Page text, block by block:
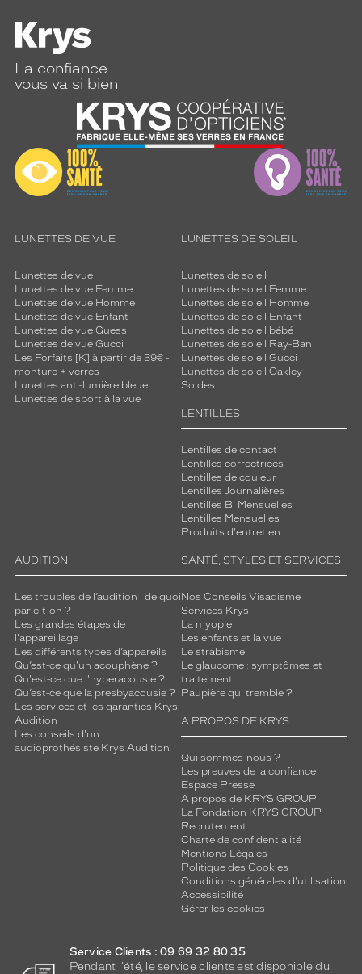
La confiance
vous va si bien
LUNETTES DE VUE
Lunettes de vue
Lunettes de vue Femme
Lunettes de vue Homme
Lunettes de vue Enfant
Lunettes de vue Guess
Lunettes de vue Gucci
Les Forfaits [K] à partir de 39€ -
monture + verres
Lunettes anti-lumière bleue
Lunettes de sport à la vue
LUNETTES DE SOLEIL
Lunettes de soleil
Lunettes de soleil Femme
Lunettes de soleil Homme
Lunettes de soleil Enfant
Lunettes de soleil bébé
Lunettes de soleil Ray-Ban
Lunettes de soleil Gucci
Lunettes de soleil Oakley
Soldes
LENTILLES
Lentilles de contact
Lentilles correctrices
Lentilles de couleur
Lentilles Journalières
Lentilles Bi Mensuelles
Lentilles Mensuelles
Produits d'entretien
AUDITION
Les troubles de l’audition : de quoi
parle-t-on ?
Les grandes étapes de
l'appareillage
Les différents types d’appareils
Qu’est-ce qu'un acouphène ?
Qu'est-ce que l'hyperacousie ?
Qu’est-ce que la presbyacousie ?
Les services et les garanties Krys
Audition
Les conseils d'un
audioprothésiste Krys Audition
SANTÉ, STYLES ET SERVICES
Nos Conseils Visagisme
Services Krys
La myopie
Les enfants et la vue
Le strabisme
Le glaucome : symptômes et
traitement
Paupière qui tremble ?
A PROPOS DE KRYS
Qui sommes-nous ?
Les preuves de la confiance
Espace Presse
A propos de KRYS GROUP
La Fondation KRYS GROUP
Recrutement
Charte de confidentialité
Mentions Légales
Politique des Cookies
Conditions générales d'utilisation
Accessibilité
Gérer les cookies
Service Clients : 09 69 32 80 35
Pendant l'été, le service clients est disponible du